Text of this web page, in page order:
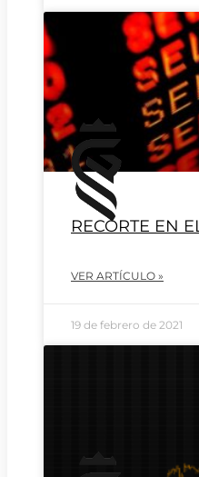
RECORTE EN
VER ARTÍCULO »
19 de febrero de 2021